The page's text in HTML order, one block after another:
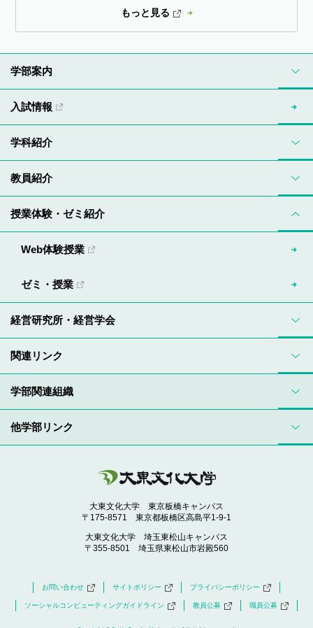
もっと見る
学部関連組織
他学部リンク
大東文化大学 東京板橋キャンパス
〒175-8571 東京都板橋区高島平1-9-1
大東文化大学 埼玉東松山キャンパス
〒355-8501 埼玉県東松山市岩殿560
お問い合わせ サイトポリシー プライバシーポリシー
ソーシャルコンピューティングガイドライン 教員公募 職員公募
学部案内
入試情報
学科紹介
教員紹介
授業体験・ゼミ紹介
Web体験授業
ゼミ・授業
経営研究所・経営学会
関連リンク